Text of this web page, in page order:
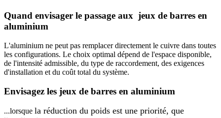
Quand envisager le passage aux jeux de barres en
aluminium
L'aluminium ne peut pas remplacer directement le cuivre dans toutes
les configurations. Le choix optimal dépend de l'espace disponible,
de l'intensité admissible, du type de raccordement, des exigences
d'installation et du coût total du système.
Envisagez les jeux de barres en aluminium
...lorsque la réduction du poids est une priorité, que